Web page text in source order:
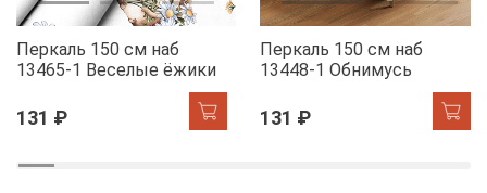
Перкаль 150 см наб
13465-1 Веселые ёжики
131 ₽
Перкаль 150 см наб
13448-1 Обнимусь
131 ₽